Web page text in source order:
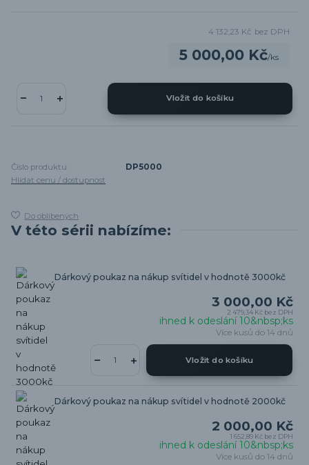
5 000,00 Kč/ks
4 132,23 Kč bez DPH
Vložit do košíku
Číslo produktu:
DP5000
Hlídat cenu / dostupnost
Do oblíbených
V této sérii nabízíme:
Dárkový poukaz na nákup svítidel v hodnotě 3000kč
3 000,00 Kč
2 479,34 Kč bez DPH
ihned k odeslání 10&nbsp;ks
Více kusů do 14 dnů
Vložit do košíku
Dárkový poukaz na nákup svítidel v hodnotě 2000kč
2 000,00 Kč
1 652,89 Kč bez DPH
ihned k odeslání 10&nbsp;ks
Více kusů do 14 dnů